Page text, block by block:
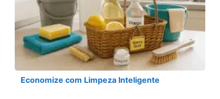
Economize com Limpeza Inteligente